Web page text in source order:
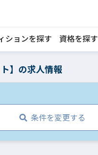
ションを探す 資格を探す
】の求人情報
条件を変更する